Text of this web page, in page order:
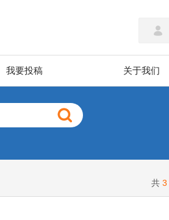
我要投稿 关于我们
共 3